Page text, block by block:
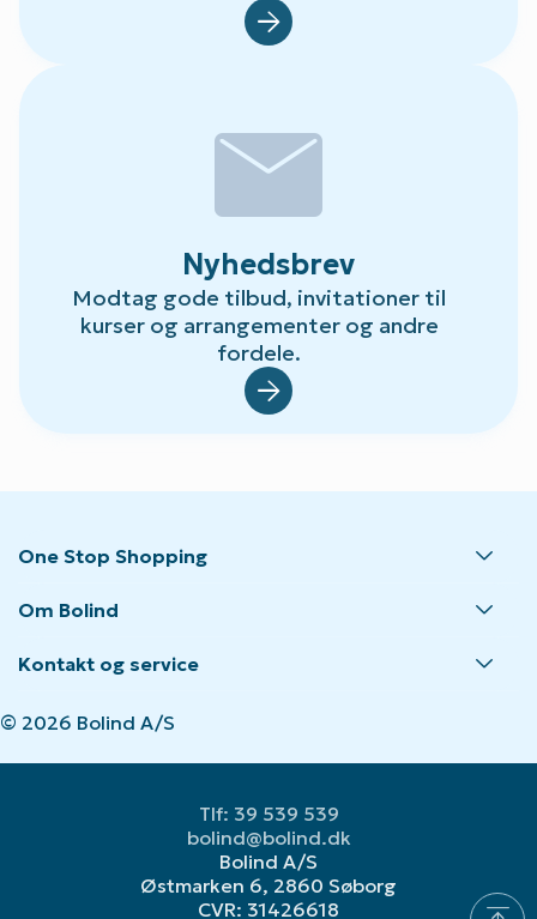
Default.aspx?Id=78
mail
Nyhedsbrev
Modtag gode tilbud, invitationer til
kurser og arrangementer og andre
fordele.
Default.aspx?Id=23
One Stop Shopping
Om Bolind
Kontakt og service
© 2026 Bolind A/S
Tlf: 39 539 539
bolind@bolind.dk
Bolind A/S
Østmarken 6, 2860 Søborg
CVR: 31426618